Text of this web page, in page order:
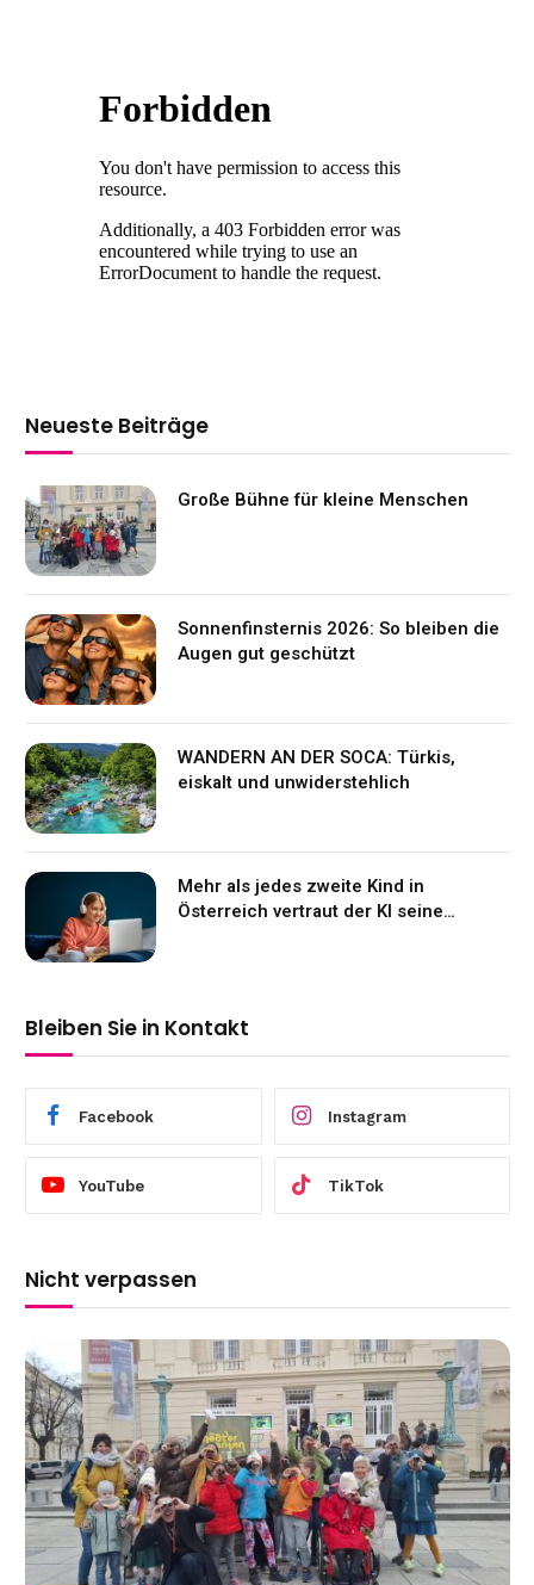
Neueste Beiträge
Große Bühne für kleine Menschen
Sonnenfinsternis 2026: So bleiben die
Augen gut geschützt
WANDERN AN DER SOCA: Türkis,
eiskalt und unwiderstehlich
Mehr als jedes zweite Kind in
Österreich vertraut der KI seine
Bleiben Sie in Kontakt
Facebook Instagram
YouTube TikTok
Nicht verpassen